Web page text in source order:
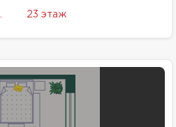
23 этаж